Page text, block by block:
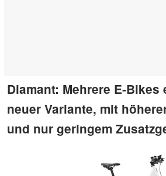
Diamant: Mehrere E-
neuer Variante, mit
und nur geringem